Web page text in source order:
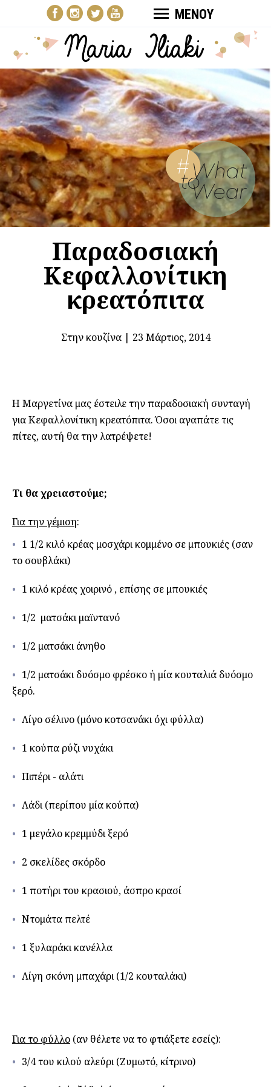
ΜΕΝΟΥ
Παραδοσιακή
Κεφαλλονίτικη
κρεατόπιτα
Στην κουζίνα| 23 Μάρτιος, 2014
Η Μαργετίνα μας έστειλε την παραδοσιακή συνταγή
για Κεφαλλονίτικη κρεατόπιτα. Όσοι αγαπάτε τις
πίτες, αυτή θα την λατρέψετε!
Τι θα χρειαστούμε;
Για την γέμιση:
1 1/2 κιλό κρέας μοσχάρι κομμένο σε μπουκιές (σαν
το σουβλάκι)
1 κιλό κρέας χοιρινό , επίσης σε μπουκιές
1/2 ματσάκι μαϊντανό
1/2 ματσάκι άνηθο
1/2 ματσάκι δυόσμο φρέσκο ή μία κουταλιά δυόσμο
ξερό.
Λίγο σέλινο (μόνο κοτσανάκι όχι φύλλα)
1 κούπα ρύζι νυχάκι
Πιπέρι - αλάτι
Λάδι (περίπου μία κούπα)
1 μεγάλο κρεμμύδι ξερό
2 σκελίδες σκόρδο
1 ποτήρι του κρασιού, άσπρο κρασί
Ντομάτα πελτέ
1 ξυλαράκι κανέλλα
Λίγη σκόνη μπαχάρι (1/2 κουταλάκι)
Για το φύλλο (αν θέλετε να το φτιάξετε εσείς):
3/4 του κιλού αλεύρι (Ζυμωτό, κίτρινο)